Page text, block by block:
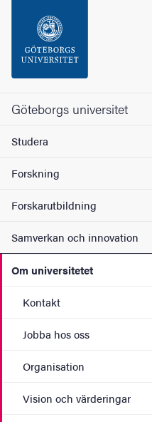
Sidfoten
Om webbplatsen
Göteborgs universitet
Studera
Forskning
Forskarutbildning
Samverkan och innovation
Om universitetet
Kontakt
Jobba hos oss
Organisation
Vision och värderingar